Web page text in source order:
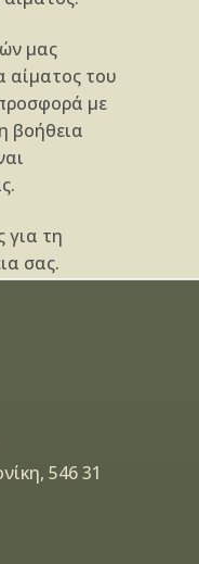
μας
αίματος του
με
βοήθεια
για τη
σας.
546 31